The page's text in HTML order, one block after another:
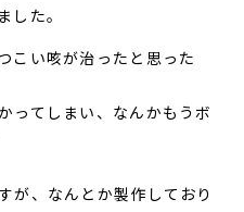
した。
こい咳が治ったと思った
ってしまい、なんかもうボ
が、なんとか製作しており